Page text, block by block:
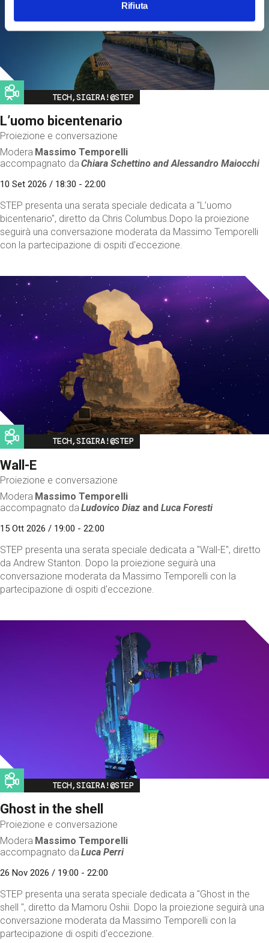
Rifiuta
Image
TECH,SIGIRA!@STEP
L’uomo bicentenario
Proiezione e conversazione
Modera Massimo Temporelli
accompagnato da Chiara Schettino andAlessandro Maiocchi
10 Set 2026 / 18:30 - 22:00
STEP presenta una serata speciale dedicata a "L’uomo
bicentenario", diretto da Chris Columbus.Dopo la proiezione
seguirà una conversazione moderata da Massimo Temporelli
con la partecipazione di ospiti d'eccezione.
Image
TECH,SIGIRA!@STEP
Wall-E
Proiezione e conversazione
Modera Massimo Temporelli
accompagnato da Ludovico Diaz andLuca Foresti
15 Ott 2026 / 19:00 - 22:00
STEP presenta una serata speciale dedicata a "Wall-E", diretto
da Andrew Stanton. Dopo la proiezione seguirà una
conversazione moderata da Massimo Temporelli con la
partecipazione di ospiti d'eccezione.
Image
TECH,SIGIRA!@STEP
Ghost in the shell
Proiezione e conversazione
Modera Massimo Temporelli
accompagnato da Luca Perri
26 Nov 2026 / 19:00 - 22:00
STEP presenta una serata speciale dedicata a "Ghost in the
shell ", diretto da Mamoru Oshii. Dopo la proiezione seguirà una
conversazione moderata da Massimo Temporelli con la
partecipazione di ospiti d'eccezione.